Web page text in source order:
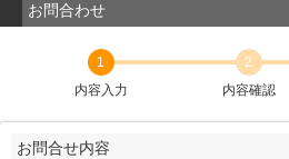
お問合わせ
1
内容入力
2
内容確認
お問合せ内容